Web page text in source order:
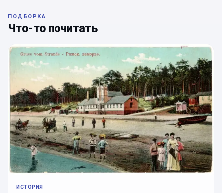
ПОДБОРКА
Что-то почитать
ИСТОРИЯ